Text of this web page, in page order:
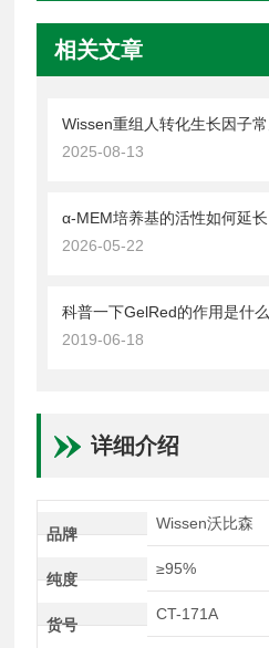
相关文章
2025-08-13
α-MEM培养基的活性如何延长
2026-05-22
科普一下GelRed的作用是什么
2019-06-18
详细介绍
品牌
Wissen沃比森
纯度
≥95%
货号
CT-171A